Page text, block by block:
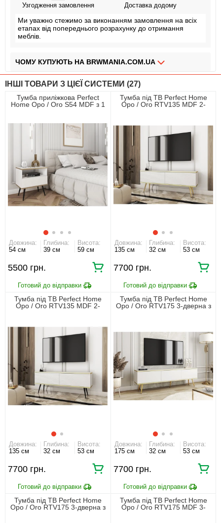
Узгодження замовлення Доставка додому
Ми уважно стежимо за виконанням замовлення на всіх
етапах від попереднього розрахунку до отримання
меблів.
ЧОМУ КУПУЮТЬ НА BRWMANIA.COM.UA
МЕБЛІ НА БУДЬ ЯКИЙ СМАК
ДОСТАВКА ЗА 2 ДНІ
СПЛАЧУЙ АВАНС, А РЕШТУ ПРИ ОТРИМАННІ
ПЛАТИ ЧАСТИНАМИ БЕЗ КОМІСІЙ
99,9% ЗАДОВОЛЕНИХ КЛІЄНТІВ
ІНШІ ТОВАРИ З ЦІЄЇ СИСТЕМИ (27)
Тумба приліжкова Perfect
Home Оро / Oro S54 MDF з 1
Довжина:
54 см
Глибина:
39 см
Висота:
59 см
5500 грн.
Тумба під ТВ Perfect Home
Оро / Oro RTV135 MDF 2-
Довжина:
135 см
Глибина:
32 см
Висота:
53 см
7700 грн.
Тумба під ТВ Perfect Home
Оро / Oro RTV135 MDF 2-
Довжина:
135 см
Глибина:
32 см
Висота:
53 см
7700 грн.
Тумба під ТВ Perfect Home
Оро / Oro RTV175 3-дверна з
Довжина:
175 см
Глибина:
32 см
Висота:
53 см
7700 грн.
Тумба під ТВ Perfect Home
Оро / Oro RTV175 3-дверна з
Тумба під ТВ Perfect Home
Оро / Oro RTV175 MDF 3-